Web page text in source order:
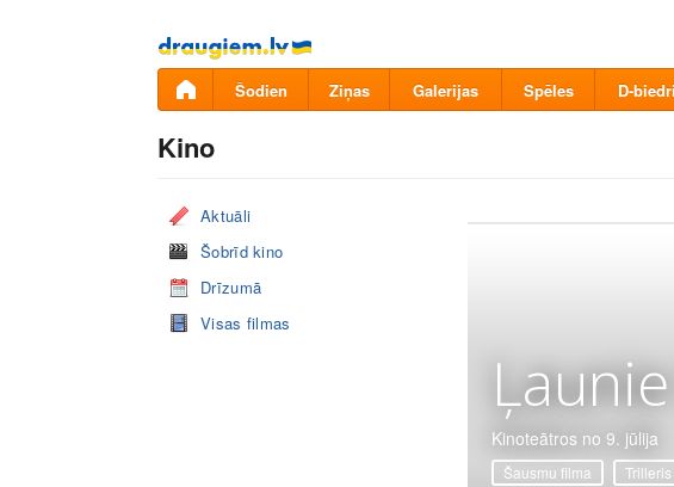
Pāriet
uz
saturu
Šodien Ziņas Galerijas Spēles D-biedri
Kino
Aktuāli
Šobrīd kino
Drīzumā
Visas filmas
Kinoteātros no 9. jūlija
Šausmu filma Trilleris